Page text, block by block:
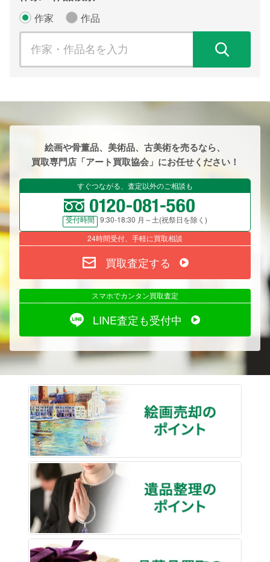
作家 作品
絵画や骨董品、美術品、古美術を売るなら、
買取専門店「アート買取協会」にお任せください！
すぐつながる、査定以外のご相談も
受付時間
9:30-18:30 月～土(祝祭日を除く)
24時間受付、手軽に買取相談
買取査定する
スマホでカンタン買取査定
LINE査定も受付中